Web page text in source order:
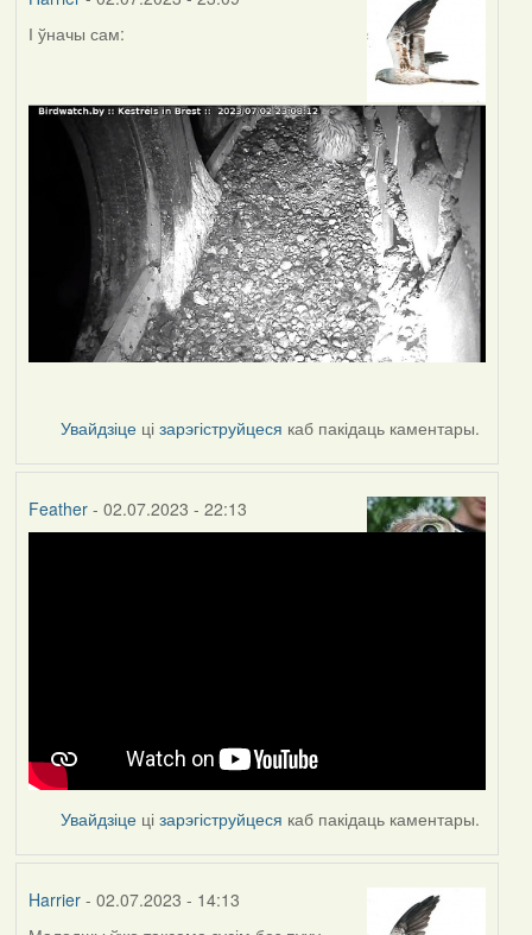
І ўначы сам:
Увайдзіце цізарэгіструйцеся каб пакідаць каментары.
Feather- 02.07.2023 - 22:13
Увайдзіце цізарэгіструйцеся каб пакідаць каментары.
Harrier- 02.07.2023 - 14:13